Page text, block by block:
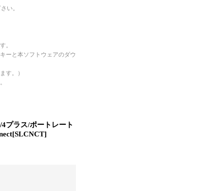
い。
。
ーと本ソフトウェアのダウ
す。）
プラス/ポートレート
[SLCNCT]